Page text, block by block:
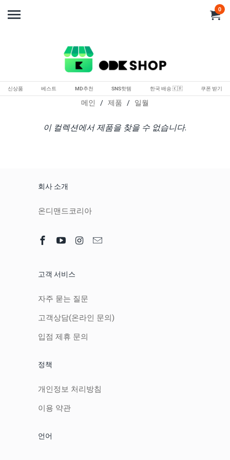
0
신상품 베스트 MD추천 SNS핫템 한국 배송 🇰🇷 쿠폰 받기
메인 / 제품 / 일월
이 컬렉션에서 제품을 찾을 수 없습니다.
회사 소개
온디맨드코리아
고객 서비스
자주 묻는 질문
고객상담(온라인 문의)
입점 제휴 문의
정책
개인정보 처리방침
이용 약관
언어